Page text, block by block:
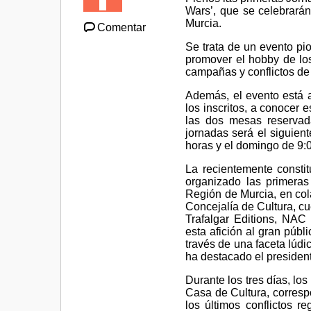
Comentar
Wars’, que se
Murcia.
Se trata de un evento
promover el hobby de
campañas y conflictos
Además, el evento está
los inscritos, a conocer
las dos mesas
jornadas será el
horas y el domingo de
La recientemente
organizado las
Región de Murcia, en
Concejalía de Cultura,
Trafalgar Editions, NAC
esta afición al gran
través de una faceta
ha destacado el
Durante los tres días,
Casa de Cultura,
los últimos conflictos